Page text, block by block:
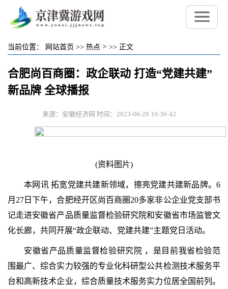
当前位置： 网站首页 >> 热点 > >> 正文
合肥尚百商圈：政企联动 打造“党建共建”
新品牌 全球播报
来源：安徽经济网 时间：2023-06-28 10:36:42
(资料图片)
本网讯 拓宽党建共建新领域，擦亮党建共建新品牌。6
月27日下午，合肥经开区尚百商圈20多家非公企业党支部书
记走进安徽省产品质量监督检验研究院和安徽省市场监管文
化长廊，共同开展“政企联动、党建共建”主题党日活动。
安徽省产品质量监督检验研究院 ，是目前我省检验范
围最广、综合实力较强的专业化科研型公共检测技术服务平
台和高新技术企业，综合质量技术服务实力位居全国前列。